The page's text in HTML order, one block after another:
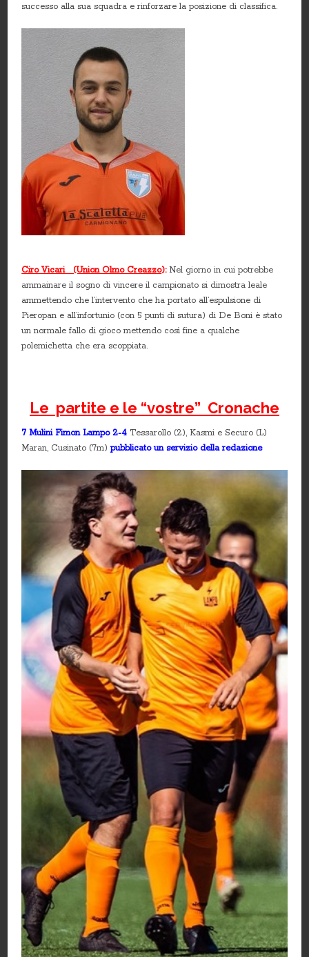
successo alla sua squadra e rinforzare la posizione di classifica.
Ciro Vicari (Union Olmo Creazzo): Nel giorno in cui potrebbe
ammainare il sogno di vincere il campionato si dimostra leale
ammettendo che l’intervento che ha portato all’espulsione di
Pieropan e all’infortunio (con 5 punti di sutura) di De Boni è stato
un normale fallo di gioco mettendo così fine a qualche
polemichetta che era scoppiata.
Le partite e le “vostre” Cronache
7 Mulini Fimon Lampo 2-4 Tessarollo (2), Kasmi e Securo (L)
Maran, Cusinato (7m)pubblicato un servizio della redazione